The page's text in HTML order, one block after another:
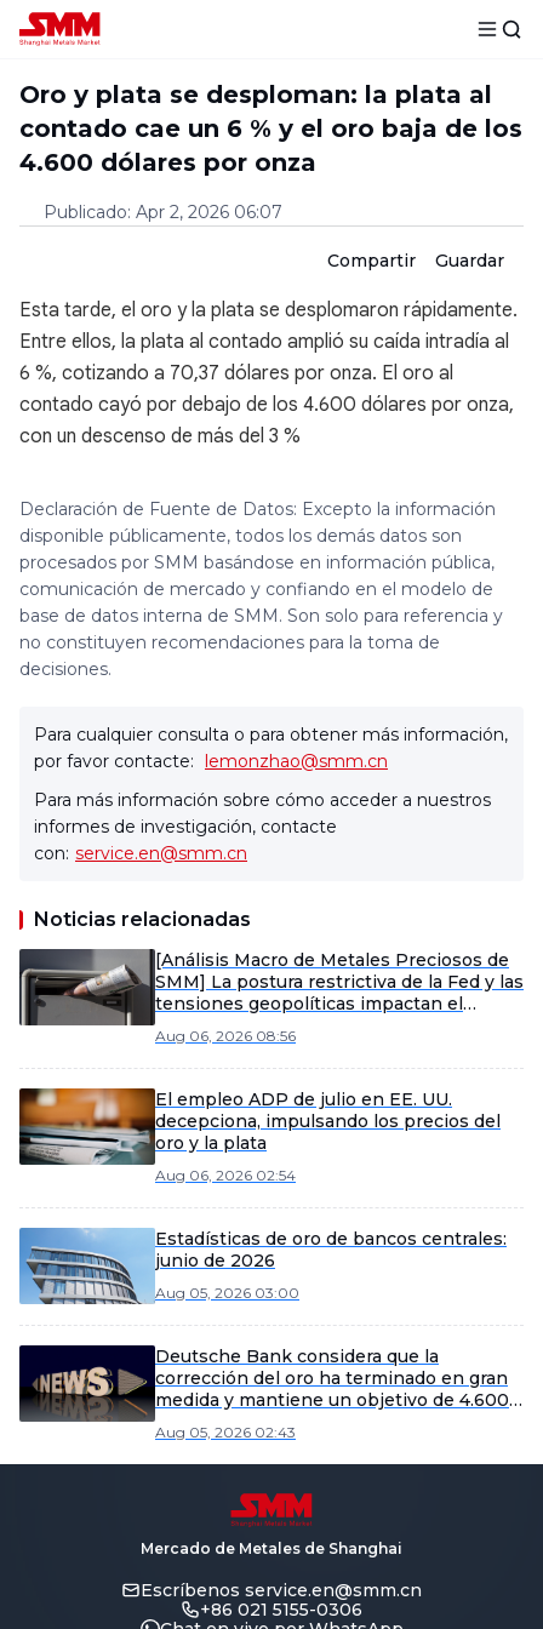
Oro y plata se desploman: la plata al
contado cae un 6 % y el oro baja de los
4.600 dólares por onza
Publicado: Apr 2, 2026 06:07
Compartir Guardar
Esta tarde, el oro y la plata se desplomaron rápidamente.
Entre ellos, la plata al contado amplió su caída intradía al
6 %, cotizando a 70,37 dólares por onza. El oro al
contado cayó por debajo de los 4.600 dólares por onza,
con un descenso de más del 3 %
Declaración de Fuente de Datos: Excepto la información
disponible públicamente, todos los demás datos son
procesados por SMM basándose en información pública,
comunicación de mercado y confiando en el modelo de
base de datos interna de SMM. Son solo para referencia y
no constituyen recomendaciones para la toma de
decisiones.
Para cualquier consulta o para obtener más información,
por favor contacte: lemonzhao@smm.cn
Para más información sobre cómo acceder a nuestros
informes de investigación, contacte
con: service.en@smm.cn
Noticias relacionadas
[Análisis Macro de Metales Preciosos de
SMM] La postura restrictiva de la Fed y las
tensiones geopolíticas impactan el
Aug 06, 2026 08:56
El empleo ADP de julio en EE. UU.
decepciona, impulsando los precios del
oro y la plata
Aug 06, 2026 02:54
Estadísticas de oro de bancos centrales:
junio de 2026
Aug 05, 2026 03:00
Deutsche Bank considera que la
corrección del oro ha terminado en gran
medida y mantiene un objetivo de 4.600
Aug 05, 2026 02:43
Mercado de Metales de Shanghai
Escríbenos service.en@smm.cn
+86 021 5155-0306